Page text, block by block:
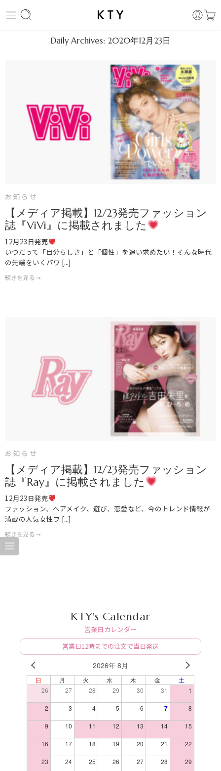
Daily Archives: 2020年12月23日
お知らせ
【メディア掲載】12/23発売ファッション
誌『ViVi』に掲載されました
12月23日発売
いつだって「自分らしさ」と「個性」を追い求めたい！そんな時代
の先端をいくパワ [...]
続きを見る ➞
お知らせ
【メディア掲載】12/23発売ファッション
誌『Ray』に掲載されました
12月23日発売
ファッション、ヘアメイク、遊び、恋愛など、今のトレンド情報が
満載の人気女性フ [...]
続きを見る ➞
KTY's Calendar
営業日カレンダー
営業日12時までの注文で当日発送
2026年 8月 NEXT
日 月 火 水 木 金
土
26
27 28 29 30 31 1
2 3 4 5 6 7 8
9 10 11 12 13 14 15
16 17 18 19 20 21 22
23 24 25 26 27 28 29